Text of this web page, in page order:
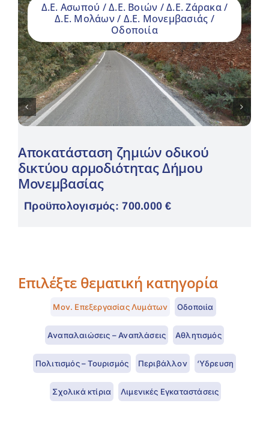
Δ.Ε. Ασωπού / Δ.Ε. Βοιών / Δ.Ε. Ζάρακα /
Δ.Ε. Μολάων / Δ.Ε. Μονεμβασιάς /
Οδοποιία
Αποκατάσταση ζημιών οδικού
δικτύου αρμοδιότητας Δήμου
Μονεμβασίας
Προϋπολογισμός: 700.000 €
Επιλέξτε θεματική κατηγορία
Μον. Επεξεργασίας Λυμάτων Οδοποιία
Aναπαλαιώσεις – Αναπλάσεις Αθλητισμός
Πολιτισμός – Τουρισμός Περιβάλλον ‘Υδρευση
Σχολικά κτίρια Λιμενικές Εγκαταστάσεις